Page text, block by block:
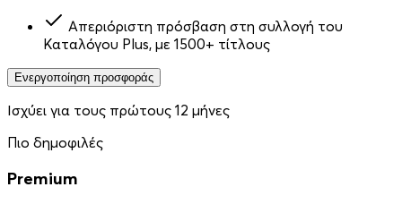
Απεριόριστη πρόσβαση στη συλλογή του
Καταλόγου Plus, με 1500+ τίτλους
Ενεργοποίηση προσφοράς
Ισχύει για τους πρώτους 12 μήνες
Πιο δημοφιλές
Premium